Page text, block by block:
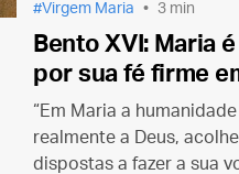
Virgem Maria 3 min
Bento XVI: Maria
por sua fé firme
“Em Maria a
realmente a Deus,
dispostas a fazer a sua